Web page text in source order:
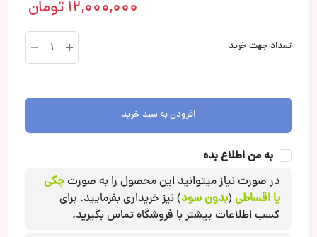
12,000,000 تومان
تعداد جهت خرید
NKTB100.4F
آمپلی
Nakamichi
افزودن به سبد خرید
به من اطلاع بده
در صورت نیاز میتوانید این محصول را به صورتچکی
یا اقساطی (بدون سود) نیز خریداری بفرمایید. برای
کسب اطلاعات بیشتر با فروشگاه تماس بگیرید.